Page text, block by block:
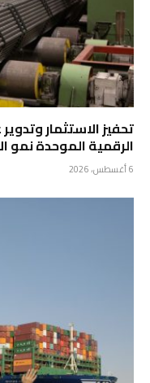
تحفيز الاستثمار
الرقمية الموحدة نمو
6 أغسطس، 2026